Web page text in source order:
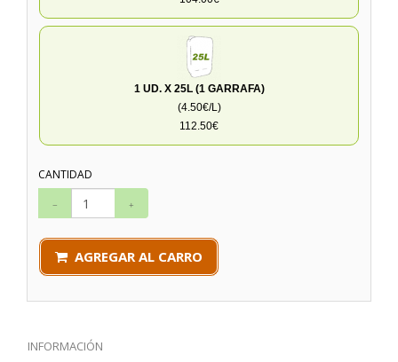
1 UD. X 25L (1 GARRAFA)
(4.50€/L)
112.50€
CANTIDAD
AGREGAR AL CARRO
INFORMACIÓN